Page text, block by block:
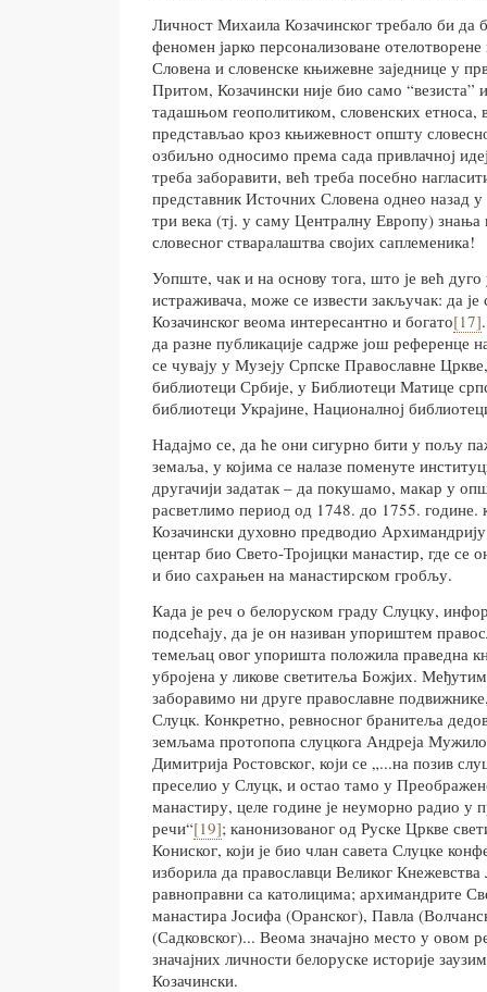
Личност Михаила Козачинског требало би да
феномен јарко персонализоване отелотворене
Словена и словенске књижевне заједнице у
Притом, Козачински није био само “везиста”
тадашњом геополитиком, словенских етноса,
представљао кроз књижевност општу
озбиљно односимо према сада привлачној
треба заборавити, већ треба посебно
представник Источних Словена однео назад у
три века (тј. у саму Централну Европу) знања
словесног стваралаштва својих саплеменика!
Уопште, чак и на основу тога, што је већ
истраживача, може се извести закључак: да је
Козачинског веома интересантно и богато[17]
да разне публикације садрже још референце
се чувају у Музеју Српске Православне
библиотеци Србије, у Библиотеци Матице
библиотеци Украјине, Националној
Надајмо се, да ће они сигурно бити у пољу
земаља, у којима се налазе поменуте
другачији задатак – да покушамо, макар у
расветлимо период од 1748. до 1755. године.
Козачински духовно предводио
центар био Свето-Тројицки манастир, где се
и био сахрањен на манастирском гробљу.
Када је реч о белоруском граду Слуцку,
подсећају, да је он називан упориштем
темељац овог упоришта положила праведна
убројена у ликове светитеља Божјих.
заборавимо ни друге православне
Слуцк. Конкретно, ревносног бранитеља
земљама протопопа слуцкога Андреја
Димитрија Ростовског, који се „...на позив
преселио у Слуцк, и остао тамо у
манастиру, целе године је неуморно радио у
речи“[19]; канонизованог од Руске Цркве
Кониског, који је био члан савета Слуцке
изборила да православци Великог Кнежевства
равноправни са католицима; архимандрите
манастира Јосифа (Оранског), Павла
(Садковског)... Веома значајно место у овом
значајних личности белоруске историје
Козачински.